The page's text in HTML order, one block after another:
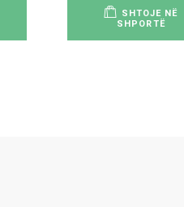
SHTOJE NË
SHPORTË